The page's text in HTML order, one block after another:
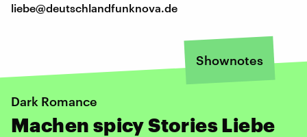
liebe@deutschlandfunknova.de
Shownotes
Dark Romance
Machen spicy Stories Liebe